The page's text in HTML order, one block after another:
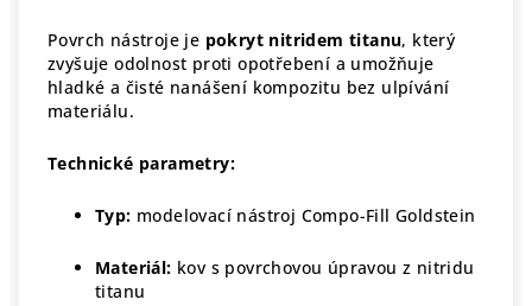
Povrch nástroje je pokryt nitridem titanu, který
zvyšuje odolnost proti opotřebení a umožňuje
hladké a čisté nanášení kompozitu bez ulpívání
materiálu.
Technické parametry:
Typ: modelovací nástroj Compo-Fill Goldstein
Materiál: kov s povrchovou úpravou z nitridu
titanu